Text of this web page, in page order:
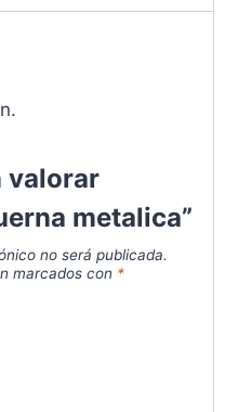
valorar
metalica”
no será publicada.
marcados con *